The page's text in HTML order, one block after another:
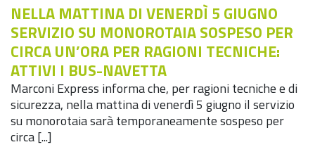
NELLA MATTINA DI VENERDÌ 5 GIUGNO
SERVIZIO SU MONOROTAIA SOSPESO PER
CIRCA UN’ORA PER RAGIONI TECNICHE:
ATTIVI I BUS-NAVETTA
Marconi Express informa che, per ragioni tecniche e di
sicurezza, nella mattina di venerdì 5 giugno il servizio
su monorotaia sarà temporaneamente sospeso per
circa [...]